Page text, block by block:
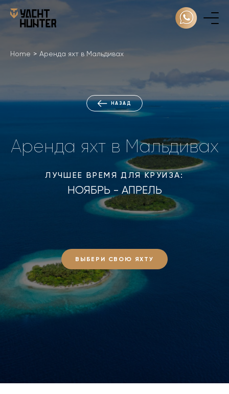
Home > Аренда яхт в Мальдивах
НАЗАД
Аренда яхт в Мальдивах
ЛУЧШЕЕ ВРЕМЯ ДЛЯ КРУИЗА:
НОЯБРЬ - АПРЕЛЬ
ВЫБЕРИ СВОЮ ЯХТУ